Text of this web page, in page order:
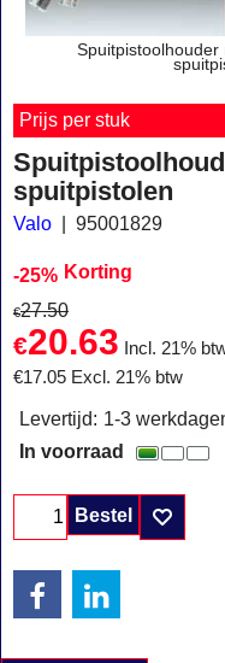
Spuitpistoolhouder
Prijs per stuk
spuitpistolen
Valo 95001829
-25% Korting
€27.50
€20.63
Incl. 21%
€17.05 Excl. 21% btw
Levertijd: 1-3
In voorraad
Bestel